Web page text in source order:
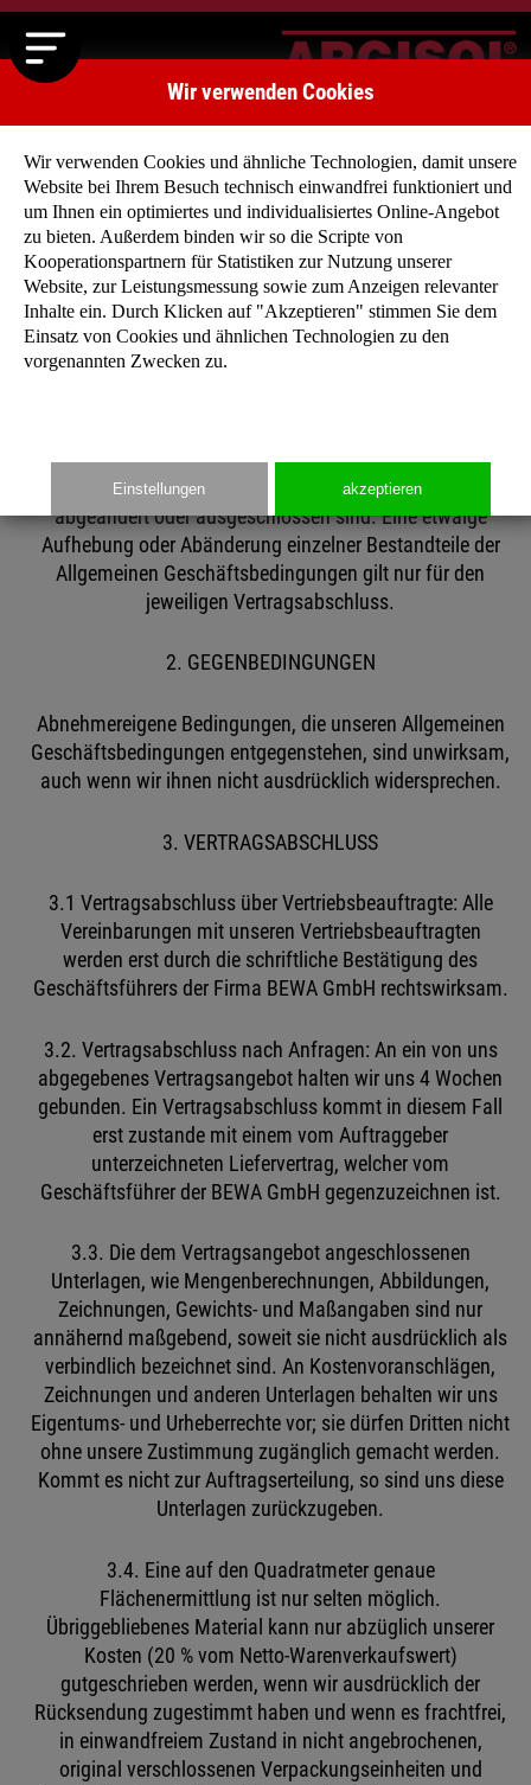
Verkaufs- und Lieferbedingungen für ARGISOL-Produkte (AGB)
1. GELTUNG
angenommen bzw. ausgeführt, sofern diese nicht mit
unserer ausdrücklichen schriftlichen Zustimmung
abgeändert oder ausgeschlossen sind. Eine etwaige
Aufhebung oder Abänderung einzelner Bestandteile der
Allgemeinen Geschäftsbedingungen gilt nur für den
jeweiligen Vertragsabschluss.
2. GEGENBEDINGUNGEN
Abnehmereigene Bedingungen, die unseren Allgemeinen
Geschäftsbedingungen entgegenstehen, sind unwirksam,
auch wenn wir ihnen nicht ausdrücklich widersprechen.
3. VERTRAGSABSCHLUSS
3.1 Vertragsabschluss über Vertriebsbeauftragte: Alle
Vereinbarungen mit unseren Vertriebsbeauftragten
werden erst durch die schriftliche Bestätigung des
Geschäftsführers der Firma BEWA GmbH rechtswirksam.
3.2. Vertragsabschluss nach Anfragen: An ein von uns
abgegebenes Vertragsangebot halten wir uns 4 Wochen
gebunden. Ein Vertragsabschluss kommt in diesem Fall
erst zustande mit einem vom Auftraggeber
unterzeichneten Liefervertrag, welcher vom
Geschäftsführer der BEWA GmbH gegenzuzeichnen ist.
3.3. Die dem Vertragsangebot angeschlossenen
Unterlagen, wie Mengenberechnungen, Abbildungen,
Zeichnungen, Gewichts- und Maßangaben sind nur
annähernd maßgebend, soweit sie nicht ausdrücklich als
verbindlich bezeichnet sind. An Kostenvoranschlägen,
Zeichnungen und anderen Unterlagen behalten wir uns
Eigentums- und Urheberrechte vor; sie dürfen Dritten nicht
ohne unsere Zustimmung zugänglich gemacht werden.
Kommt es nicht zur Auftragserteilung, so sind uns diese
Unterlagen zurückzugeben.
3.4. Eine auf den Quadratmeter genaue
Flächenermittlung ist nur selten möglich.
Übriggebliebenes Material kann nur abzüglich unserer
Kosten (20 % vom Netto-Warenverkaufswert)
gutgeschrieben werden, wenn wir ausdrücklich der
Rücksendung zugestimmt haben und wenn es frachtfrei,
in einwandfreiem Zustand in nicht angebrochenen,
original verschlossenen Verpackungseinheiten und
Wir verwenden Cookies
Wir verwenden Cookies und ähnliche Technologien, damit unsere
Website bei Ihrem Besuch technisch einwandfrei funktioniert und
um Ihnen ein optimiertes und individualisiertes Online-Angebot
zu bieten. Außerdem binden wir so die Scripte von
Kooperationspartnern für Statistiken zur Nutzung unserer
Website, zur Leistungsmessung sowie zum Anzeigen relevanter
Inhalte ein. Durch Klicken auf "Akzeptieren" stimmen Sie dem
Einsatz von Cookies und ähnlichen Technologien zu den
vorgenannten Zwecken zu.
Einstellungen akzeptieren